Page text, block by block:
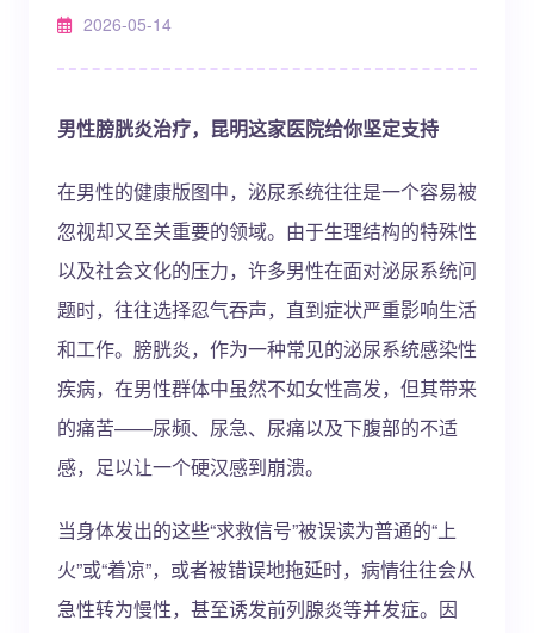
2026-05-14
男性膀胱炎治疗，昆明这家医院给你坚定支持
在男性的健康版图中，泌尿系统往往是一个容易被
忽视却又至关重要的领域。由于生理结构的特殊性
以及社会文化的压力，许多男性在面对泌尿系统问
题时，往往选择忍气吞声，直到症状严重影响生活
和工作。膀胱炎，作为一种常见的泌尿系统感染性
疾病，在男性群体中虽然不如女性高发，但其带来
的痛苦——尿频、尿急、尿痛以及下腹部的不适
感，足以让一个硬汉感到崩溃。
当身体发出的这些“求救信号”被误读为普通的“上
火”或“着凉”，或者被错误地拖延时，病情往往会从
急性转为慢性，甚至诱发前列腺炎等并发症。因